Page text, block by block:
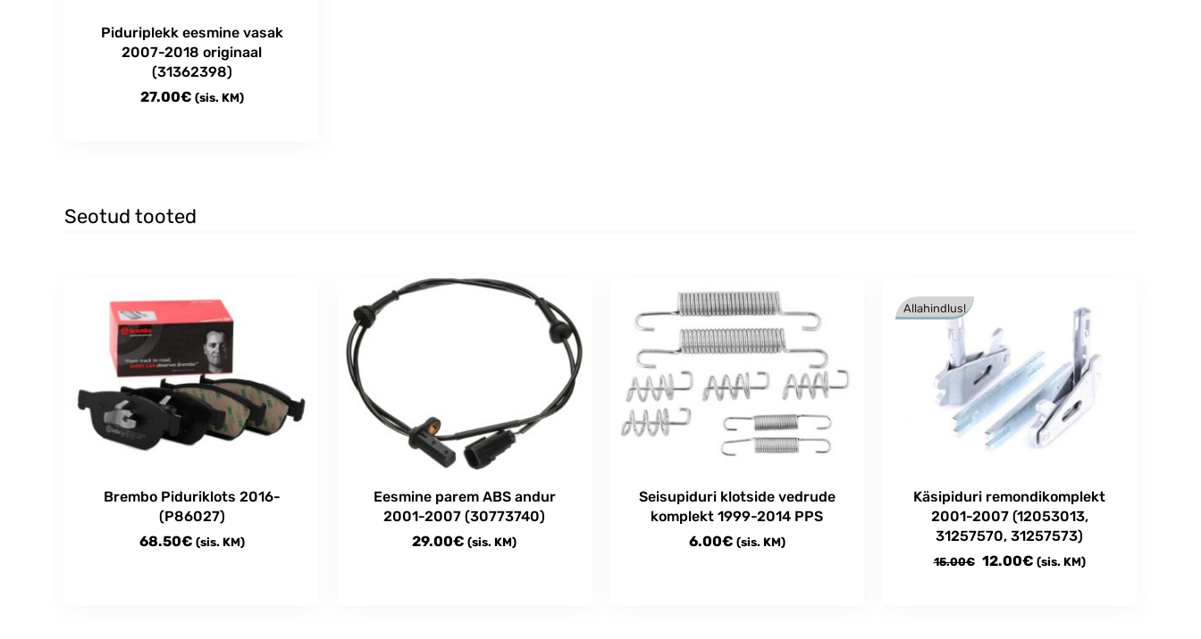
Piduriplekk eesmine vasak
2007-2018 originaal
(31362398)
27.00€ (sis. KM)
Seotud tooted
Brembo Piduriklots 2016-
(P86027)
68.50€ (sis. KM)
Eesmine parem ABS andur
2001-2007 (30773740)
29.00€ (sis. KM)
Seisupiduri klotside vedrude
komplekt 1999-2014 PPS
6.00€ (sis. KM)
Allahindlus!
Käsipiduri remondikomplekt
2001-2007 (12053013,
31257570, 31257573)
15.00€ Algne
12.00€Current
(sis. KM)